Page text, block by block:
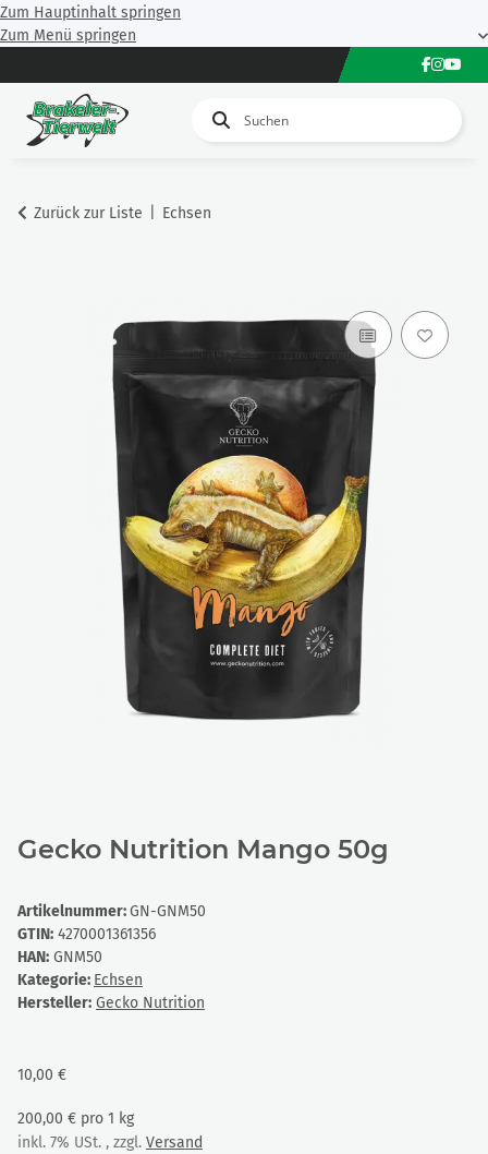
Zum Hauptinhalt springen
Zum Menü springen
Zurück zur Liste Echsen
Gecko Nutrition Mango 50g
Artikelnummer:GN-GNM50
GTIN: 4270001361356
HAN: GNM50
Kategorie: Echsen
Hersteller: Gecko Nutrition
10,00 €
200,00 € pro 1 kg
inkl. 7% USt. , zzgl. Versand